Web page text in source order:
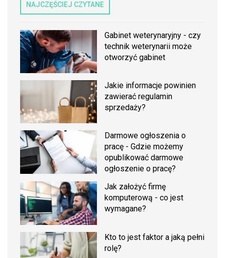
NAJCZĘŚCIEJ CZYTANE
Gabinet weterynaryjny - czy
technik weterynarii może
otworzyć gabinet
Jakie informacje powinien
zawierać regulamin
sprzedaży?
Darmowe ogłoszenia o
pracę - Gdzie możemy
opublikować darmowe
ogłoszenie o pracę?
Jak założyć firmę
komputerową - co jest
wymagane?
Kto to jest faktor a jaką pełni
rolę?